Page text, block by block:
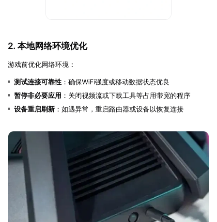
2. 本地网络环境优化
游戏前优化网络环境：
测试连接可靠性 ：确保WiFi强度或移动数据状态优良
暂停非必要应用 ：关闭视频流或下载工具等占用带宽的程序
设备重启刷新 ：如遇异常，重启路由器或设备以恢复连接